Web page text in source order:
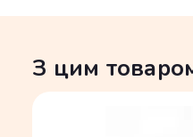
З цим